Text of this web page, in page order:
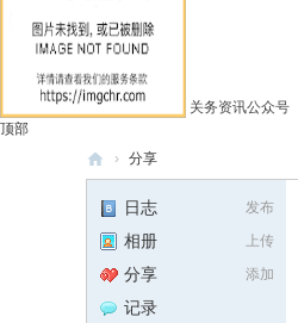
关务资讯公众号
顶部
› 分享
发布
日志
上传
相册
添加
分享
记录